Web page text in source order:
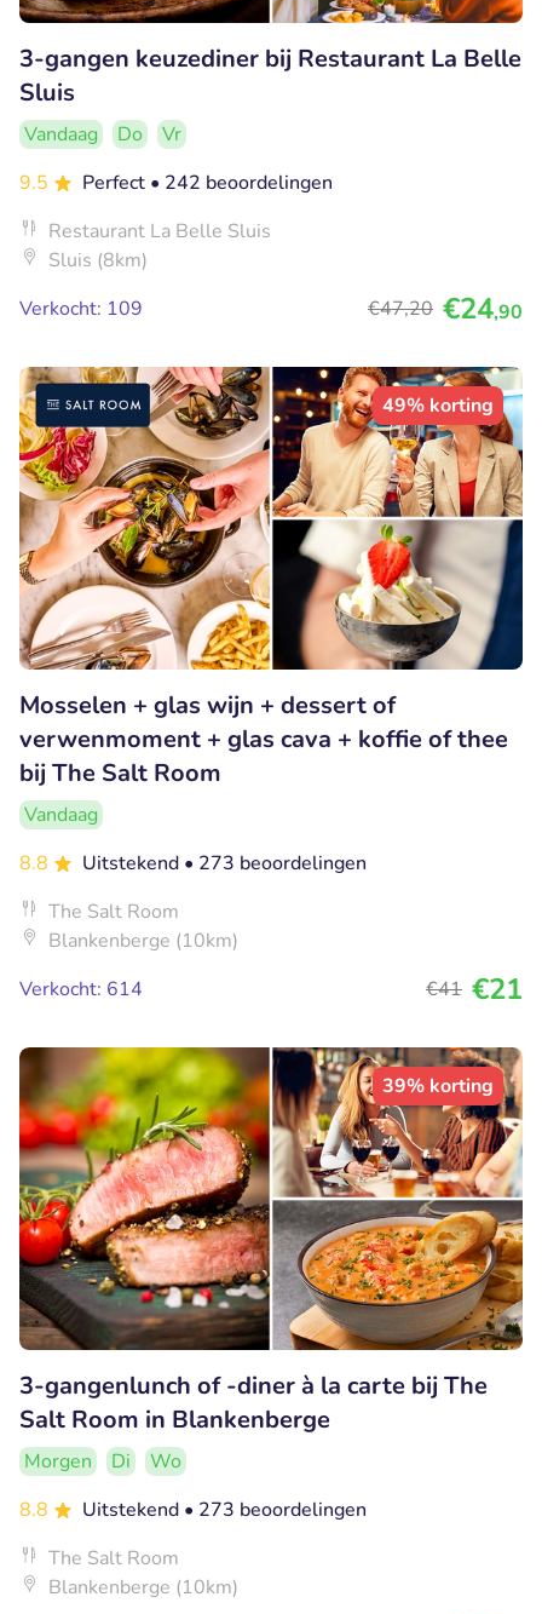
3-gangen keuzediner bij Restaurant La Belle
Sluis
Vandaag Do
Vr
9.5
Perfect • 242 beoordelingen
Restaurant La Belle Sluis
Sluis (8km)
Verkocht: 109
€47,20 €24,90
49% korting
Mosselen + glas wijn + dessert of
verwenmoment + glas cava + koffie of thee
bij The Salt Room
Vandaag
8.8
Uitstekend • 273 beoordelingen
The Salt Room
Blankenberge (10km)
Verkocht: 614
€41 €21
39% korting
3-gangenlunch of -diner à la carte bij The
Salt Room in Blankenberge
Morgen Di
Wo
8.8
Uitstekend • 273 beoordelingen
The Salt Room
Blankenberge (10km)